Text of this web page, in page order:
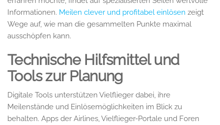
Informationen. Meilen clever und profitabel einlösen zeigt
Wege auf, wie man die gesammelten Punkte maximal
ausschöpfen kann.
Technische Hilfsmittel und
Tools zur Planung
Digitale Tools unterstützen Vielflieger dabei, ihre
Meilenstände und Einlösemöglichkeiten im Blick zu
behalten. Apps der Airlines, Vielflieger-Portale und Foren